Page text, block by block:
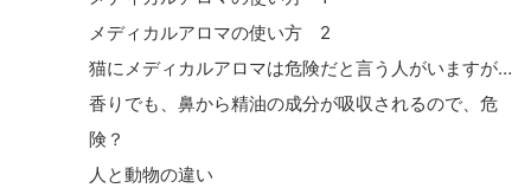
メディカルアロマの使い方 2
猫にメディカルアロマは危険だと言う人がいますが…
香りでも、鼻から精油の成分が吸収されるので、危
険？
人と動物の違い